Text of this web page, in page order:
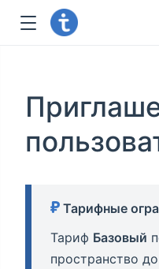
Тарифные
Тариф Базовый
пространство